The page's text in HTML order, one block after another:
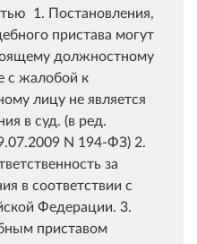
1. Постановления,
пристава могут
должностному
с жалобой к
лицу не является
в суд. (в ред.
N 194-ФЗ) 2.
за
в соответствии с
Федерации. 3.
приставом